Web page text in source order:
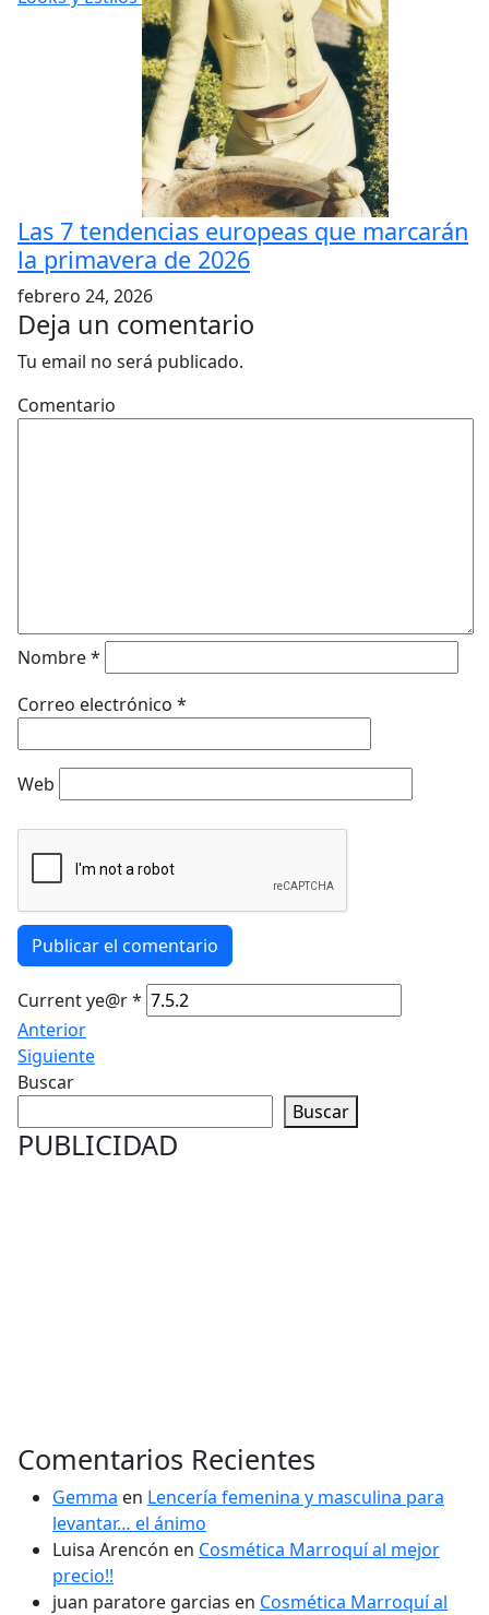
Las 7 tendencias europeas que marcarán
la primavera de 2026
febrero 24, 2026
Deja un comentario
Tu email no será publicado.
Comentario
Nombre*
Correo electrónico *
Web
Publicar el comentario
Current ye@r*
Anterior
Siguiente
Buscar
Buscar
PUBLICIDAD
Comentarios Recientes
Gemma en Lencería femenina y masculina para
levantar… el ánimo
Luisa Arencón en Cosmética Marroquí al mejor
precio!!
juan paratore garcias en Cosmética Marroquí al